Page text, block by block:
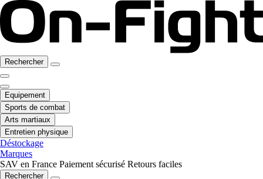
Rechercher
Equipement
Sports de combat
Arts martiaux
Entretien physique
Déstockage
Marques
SAV en France Paiement sécurisé Retours faciles
Rechercher